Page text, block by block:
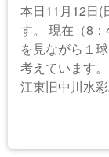
本日11月12日(
す。 現在（8
を見ながら１
考えています
江東旧中川水